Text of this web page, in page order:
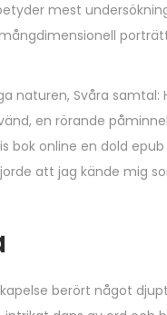
mest
naturen, Svåra samtal:
en rörande
bok online en dold
att jag kände mig
berört något